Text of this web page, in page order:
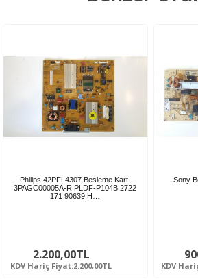
Philips 42PFL4307 Besleme Kartı
3PAGC00005A-R PLDF-P104B 2722
171 90639 H…
2.200,00TL
KDV Hariç Fiyat:2.200,00TL
Sony
KDV